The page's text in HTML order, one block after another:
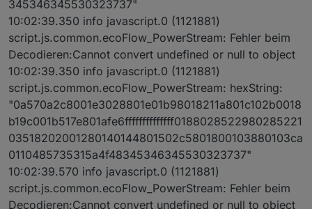
345346345530323737"
10:02:39.350 info javascript.0 (1121881)
script.js.common.ecoFlow_PowerStream: Fehler beim
Decodieren:Cannot convert undefined or null to object
10:02:39.350 info javascript.0 (1121881)
script.js.common.ecoFlow_PowerStream: hexString:
"0a570a2c8001e3028801e01b98018211a801c102b0018
b19c001b517e801afe6ffffffffffffff0188028522980285221
03518202001280140144801502c5801800103880103ca
0110485735315a4f48345346345530323737"
10:02:39.570 info javascript.0 (1121881)
script.js.common.ecoFlow_PowerStream: Fehler beim
Decodieren:Cannot convert undefined or null to object